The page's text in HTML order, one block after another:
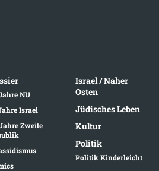
NU
Israel
Zweite
Israel / Naher
Osten
Jüdisches Leben
Kultur
Politik
Politik Kinderleicht